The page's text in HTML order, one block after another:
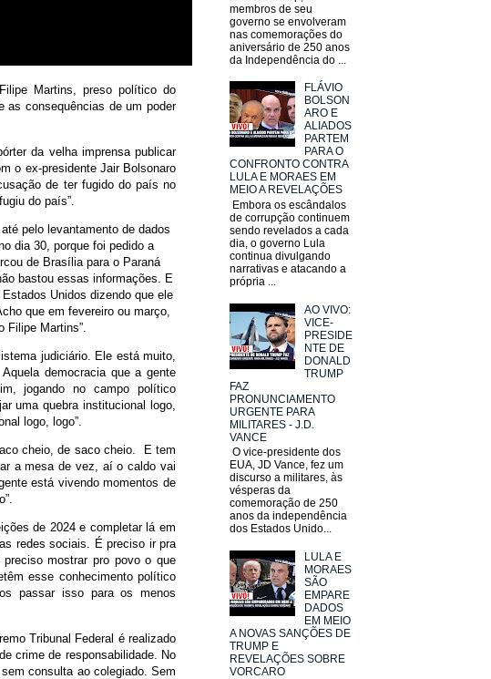
Martins, preso político do
as consequências de um poder
da velha imprensa publicar
o ex-presidente Jair Bolsonaro
de ter fugido do país no
do país”.
pelo levantamento de dados
dia 30, porque foi pedido a
de Brasília para o Paraná
bastou essas informações. E
Unidos dizendo que ele
que em fevereiro ou março,
Martins”.
judiciário. Ele está muito,
democracia que a gente
jogando no campo político
uma quebra institucional logo,
logo, logo”.
cheio, de saco cheio. E tem
a mesa de vez, aí o caldo vai
está vivendo momentos de
de 2024 e completar lá em
redes sociais. É preciso ir pra
mostrar pro povo o que
esse conhecimento político
passar isso para os menos
Tribunal Federal é realizado
crime de responsabilidade. No
consulta ao colegiado. Sem
membros de seu
governo se envolveram
nas comemorações do
aniversário de 250 anos
da Independência do ...
FLÁVIO
BOLSON
ARO E
ALIADOS
PARTEM
PARA O
CONFRONTO CONTRA
LULA E MORAES EM
MEIO A REVELAÇÕES
Embora os escândalos
de corrupção continuem
sendo revelados a cada
dia, o governo Lula
continua divulgando
narrativas e atacando a
própria ...
AO VIVO:
VICE-
PRESIDE
NTE DE
DONALD
TRUMP
FAZ
PRONUNCIAMENTO
URGENTE PARA
MILITARES - J.D.
VANCE
O vice-presidente dos
EUA, JD Vance, fez um
discurso a militares, às
vésperas da
comemoração de 250
anos da independência
dos Estados Unido...
LULA E
MORAES
SÃO
EMPARE
DADOS
EM MEIO
A NOVAS SANÇÕES DE
TRUMP E
REVELAÇÕES SOBRE
VORCARO